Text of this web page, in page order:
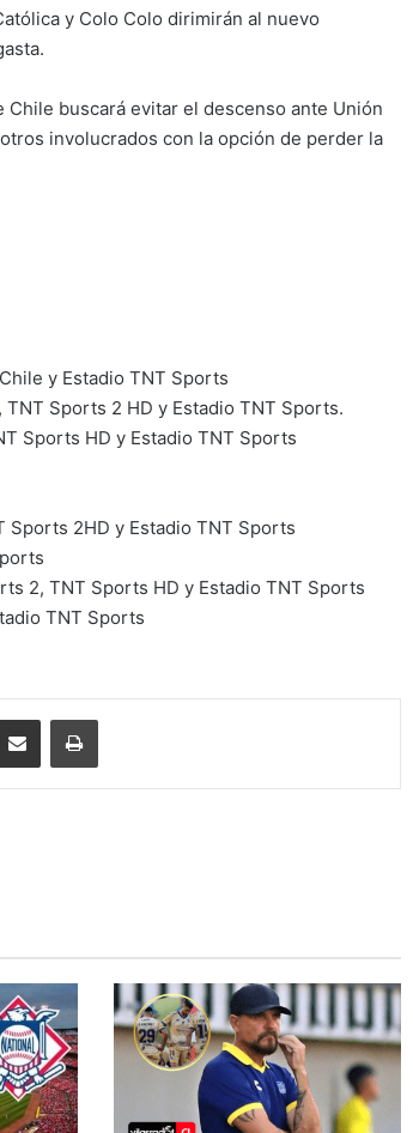
y Colo Colo dirimirán al nuevo
buscará evitar el descenso ante Unión
involucrados con la opción de perder la
y Estadio TNT Sports
Sports 2 HD y Estadio TNT Sports.
Sports HD y Estadio TNT Sports
Sports 2HD y Estadio TNT Sports
2, TNT Sports HD y Estadio TNT Sports
TNT Sports
Enviar vía email Imprimir